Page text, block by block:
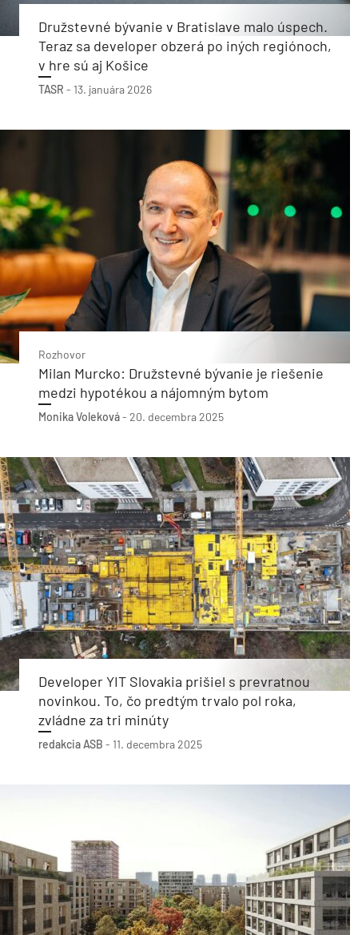
Družstevné bývanie v Bratislave malo úspech.
Teraz sa developer obzerá po iných regiónoch,
v hre sú aj Košice
TASR - 13. januára 2026
Rozhovor
Milan Murcko: Družstevné bývanie je riešenie
medzi hypotékou a nájomným bytom
Monika Voleková- 20. decembra 2025
Developer YIT Slovakia prišiel s prevratnou
novinkou. To, čo predtým trvalo pol roka,
zvládne za tri minúty
redakcia ASB - 11. decembra 2025